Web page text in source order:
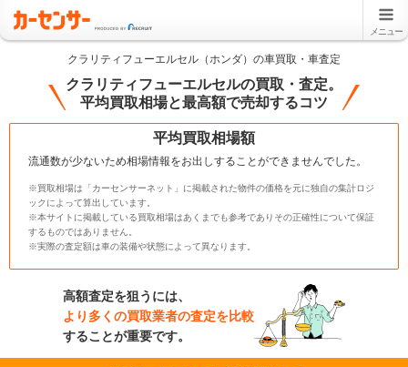
メニュー
クラリティフューエルセル（ホンダ）の車買取・車査定
クラリティフューエルセルの買取・査定。
平均買取相場と最高額で売却するコツ
平均買取相場額
流通数が少ないため相場情報をお出しすることができませんでした。
※買取相場は「カーセンサーネット」に掲載された物件の価格を元に独自の集計ロジ
ックによって算出しています。
※本サイトに掲載している買取相場はあくまでも参考でありその正確性について保証
するものではありません。
※実際の査定額は車の装備や状態によって異なります。
高額査定を狙うには、
より多くの買取業者の査定を比較
することが重要です。